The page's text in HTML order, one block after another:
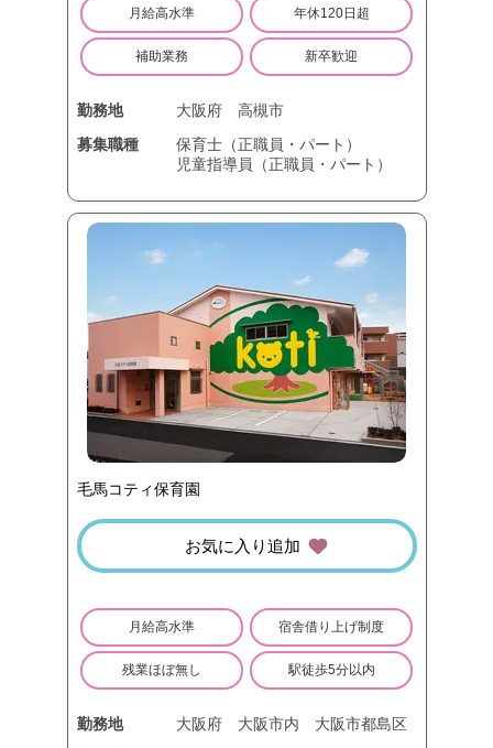
月給高水準 年休120日超
補助業務 新卒歓迎
勤務地 大阪府
高槻市
募集職種
保育士（正職員・パート）
児童指導員（正職員・パート）
毛馬コティ保育園
お気に入り追加
月給高水準 宿舎借り上げ制度
残業ほぼ無し 駅徒歩5分以内
勤務地 大阪府 大阪市内
大阪市都島区